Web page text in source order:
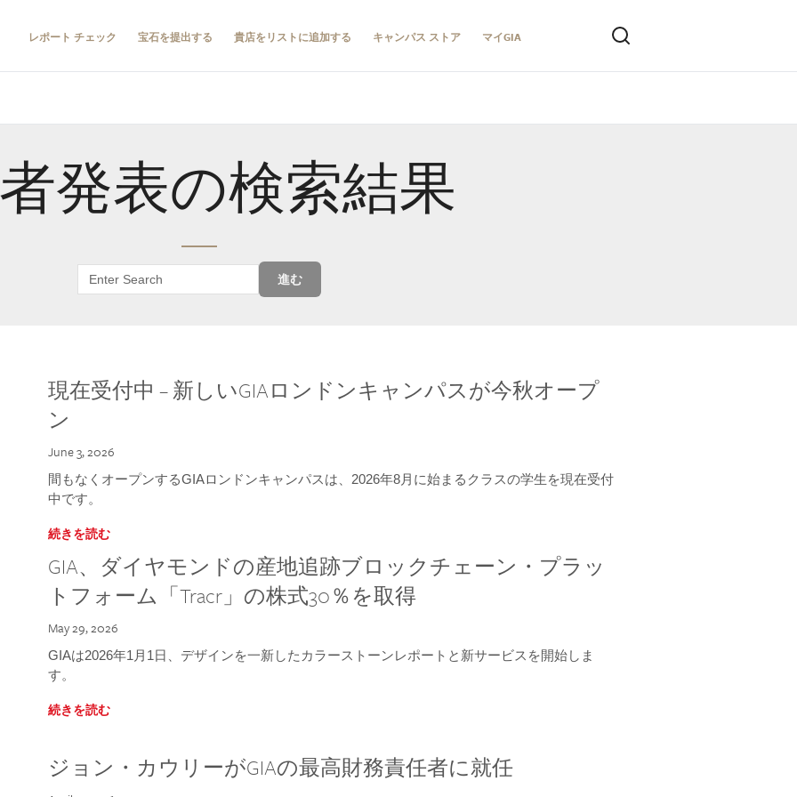
レポート チェック 宝石を提出する 貴店をリストに追加する キャンパス ストア マイGIA
発表の検索結果
進む
現在受付中 – 新しいGIAロンドンキャンパスが今秋オープ
ン
June 3, 2026
間もなくオープンするGIAロンドンキャンパスは、2026年8月に始まるクラスの学生を現在受付
中です。
続きを読む
GIA、ダイヤモンドの産地追跡ブロックチェーン・プラッ
トフォーム「Tracr」の株式30％を取得
May 29, 2026
GIAは2026年1月1日、デザインを一新したカラーストーンレポートと新サービスを開始しま
す。
続きを読む
ジョン・カウリーがGIAの最高財務責任者に就任